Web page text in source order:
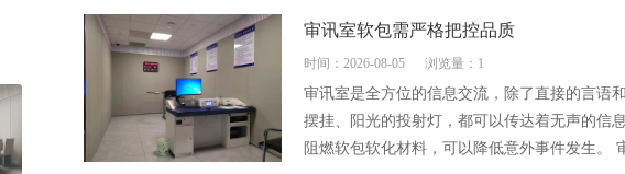
审讯室软包需严格把控品质
时间：2026-08-05 浏览量：1
审讯室是全方位的信息交流，除了直接的言语
摆挂、阳光的投射灯，都可以传达着无声的信
阻燃软包软化材料，可以降低意外事件发生